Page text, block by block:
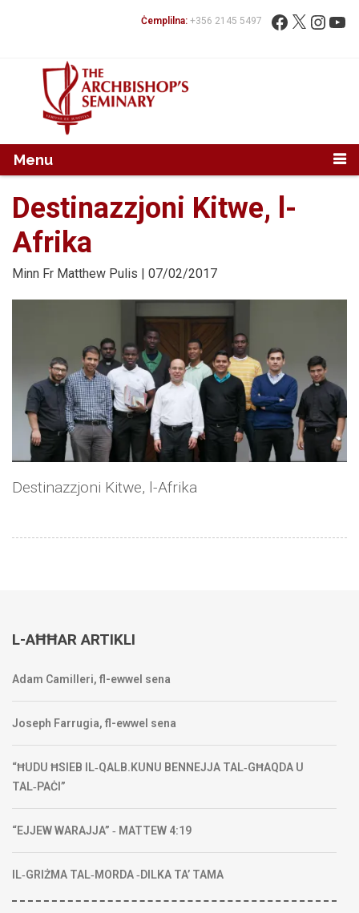
Fittex: Facebook
X
Ċemplilna: +356 2145 5497
Menu
Destinazzjoni Kitwe, l-
Afrika
Minn Fr Matthew Pulis | 07/02/2017
Destinazzjoni Kitwe, l-Afrika
L-AĦĦAR ARTIKLI
Adam Camilleri, fl-ewwel sena
Joseph Farrugia, fl-ewwel sena
“ĦUDU ĦSIEB IL‑QALB.KUNU BENNEJJA TAL‑GĦAQDA U
TAL‑PAĊI”
“EJJEW WARAJJA” ‑ MATTEW 4:19
IL‑GRIŻMA TAL‑MORDA ‑DILKA TA’ TAMA